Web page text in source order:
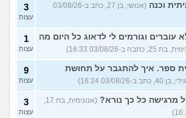
וכנה
(אנושי, בן 27, כתב ב-03/08/26
3
עצות
עוברים וגורמים לי לדאוג כל היום מה
כתבה ב-03/08/26 16:33)
1
עצות
ספר. איך להתגבר על תחושת
בן 40, כתב ב-03/08/26 16:24)
9
עצות
מרגישה כל כך נורא?
(אנונימית, בת 17,
3
עצות